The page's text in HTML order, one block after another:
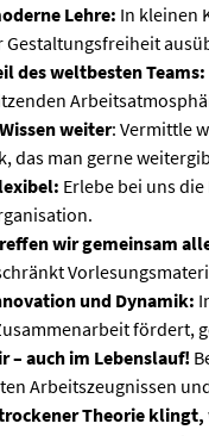
Lehre: In kleinen
Gestaltungsfreiheit
des weltbesten Teams:
weiter: Vermittle
das man gerne
Erlebe bei uns
wir gemeinsam
und Dynamik:
fördert,
– auch im Lebenslauf!
Arbeitszeugnissen
Theorie